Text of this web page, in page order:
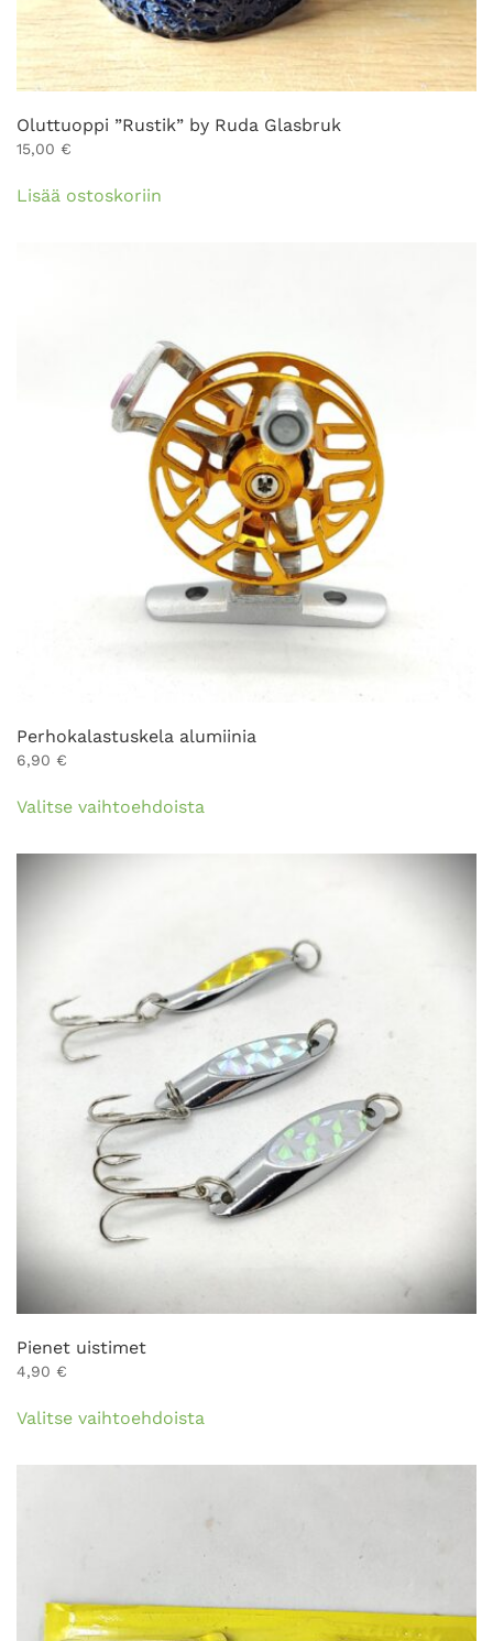
Oluttuoppi ”Rustik” by Ruda Glasbruk
15,00 €
Lisää ostoskoriin
Perhokalastuskela alumiinia
6,90 €
Valitse vaihtoehdoistatuotteella
valinnat
tuotteen
Pienet uistimet
4,90 €
Valitse vaihtoehdoistatuotteella
Voit
tehdä
valinnat
tuotteen
sivulla.